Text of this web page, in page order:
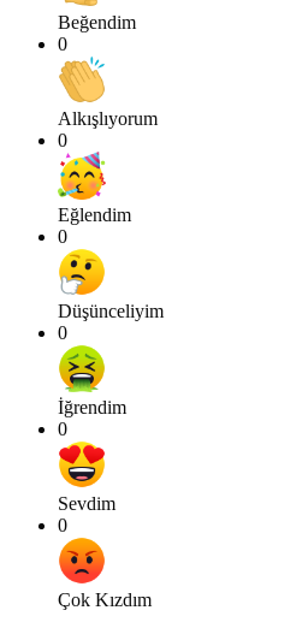
Beğendim
0
Alkışlıyorum
0
Eğlendim
0
Düşünceliyim
0
İğrendim
0
Sevdim
0
Çok Kızdım